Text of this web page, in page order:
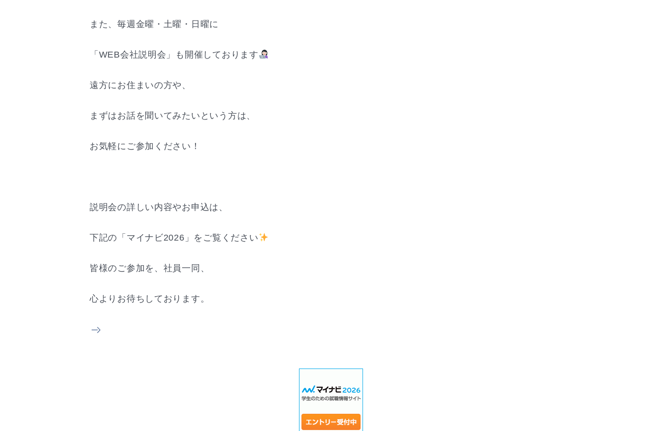
また、毎週金曜・土曜・日曜に
「WEB会社説明会」も開催しております
遠方にお住まいの方や、
まずはお話を聞いてみたいという方は、
お気軽にご参加ください！
説明会の詳しい内容やお申込は、
下記の「マイナビ2026」をご覧ください
皆様のご参加を、社員一同、
心よりお待ちしております。